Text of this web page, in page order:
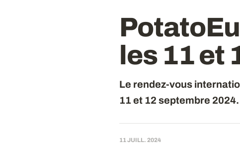
les 11 et
Le rendez-vous
11 et 12 septembre
11 JUILL. 2024